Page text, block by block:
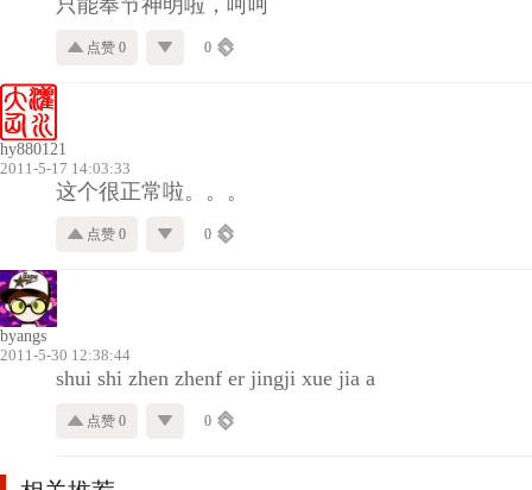
点赞 0 0
hy880121
2011-5-17 14:03:33
这个很正常啦。。。
点赞 0 0
byangs
2011-5-30 12:38:44
shui shi zhen zhenf er jingji xue jia a
点赞 0 0